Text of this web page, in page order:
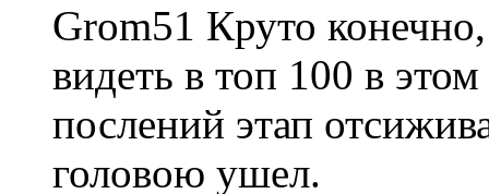
Grom51 Круто
видеть в топ 100 в
послений этап
головою ушел.